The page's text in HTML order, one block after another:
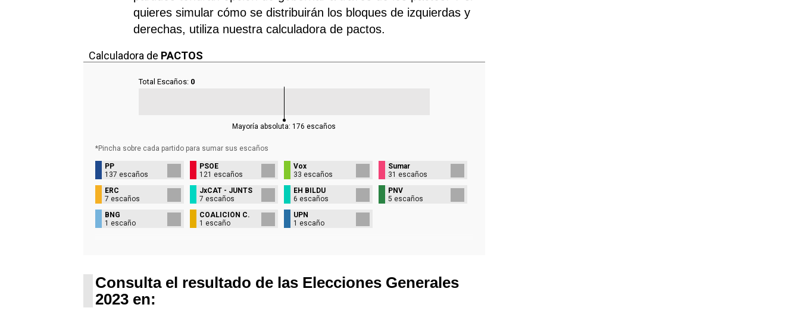
quieres simular cómo se distribuirán los bloques de izquierdas y
derechas, utiliza nuestra calculadora de pactos.
Calculadora de PACTOS
Total Escaños: 0
Mayoría absoluta:176 escaños
*Pincha sobre cada partido para sumar sus escaños
PP
137 escaños
PSOE
121 escaños
Vox
33 escaños
Sumar
31 escaños
ERC
7 escaños
JxCAT - JUNTS
7 escaños
EH BILDU
6 escaños
PNV
5 escaños
BNG
1 escaño
COALICIÓN C.
1 escaño
UPN
1 escaño
Consulta el resultado de las Elecciones Generales
2023 en: